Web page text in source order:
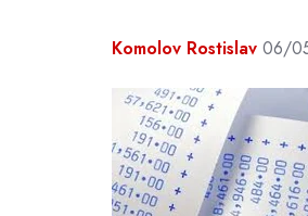
Komolov Rostislav 06/